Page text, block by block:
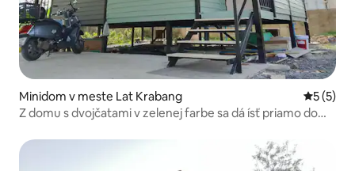
Minidom v meste Lat Krabang
5 (5)
Z domu s dvojčatami v zelenej farbe sa dá ísť priamo do